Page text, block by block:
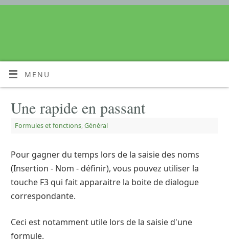
MENU
Une rapide en passant
| Formules et fonctions, Général
Pour gagner du temps lors de la saisie des noms
(Insertion - Nom - définir), vous pouvez utiliser la
touche F3 qui fait apparaitre la boite de dialogue
correspondante.
Ceci est notamment utile lors de la saisie d'une
formule.